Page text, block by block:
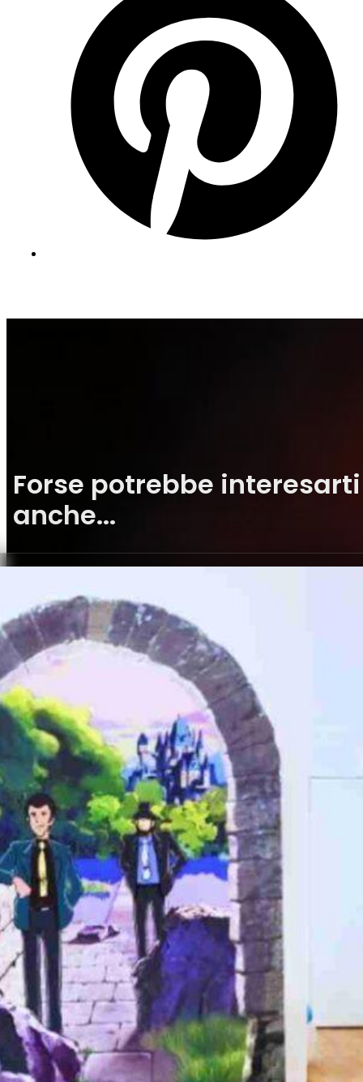
Forse potrebbe interesarti
anche...